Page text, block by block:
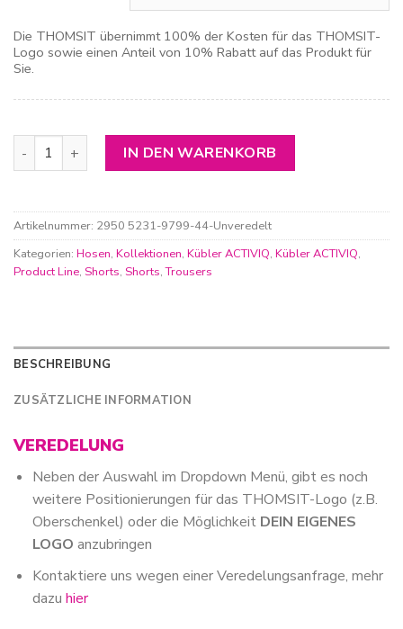
Die THOMSIT übernimmt 100% der Kosten für das THOMSIT-
Logo sowie einen Anteil von 10% Rabatt auf das Produkt für
Sie.
Kübler Activiq Stretch Short Menge
IN DEN WARENKORB
Artikelnummer: 2950 5231-9799-44-Unveredelt
Kategorien: Hosen, Kollektionen, Kübler ACTIVIQ, Kübler ACTIVIQ,
Product Line, Shorts, Shorts,Trousers
BESCHREIBUNG
ZUSÄTZLICHE INFORMATION
VEREDELUNG
Neben der Auswahl im Dropdown Menü, gibt es noch
weitere Positionierungen für das THOMSIT-Logo (z.B.
Oberschenkel) oder die Möglichkeit DEIN EIGENES
LOGO anzubringen
Kontaktiere uns wegen einer Veredelungsanfrage, mehr
dazu hier